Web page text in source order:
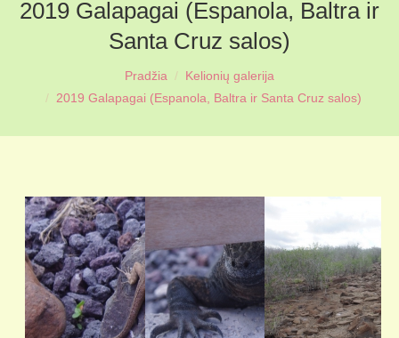
GĖLIŲ KATALOGAS
PRANEŠIMAI
UŽSAKYMO SĄLYGOS
MŪSŲ SODYBA
MŪSŲ AUGYNAS
KELIONIŲ GALERIJA
2019 Galapagai (Espanola, Baltra ir
Santa Cruz salos)
Pradžia
Kelionių galerija
2019 Galapagai (Espanola, Baltra ir Santa Cruz salos)